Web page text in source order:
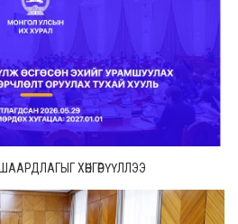
ХӨНГӨРҮҮЛЛЭЭ